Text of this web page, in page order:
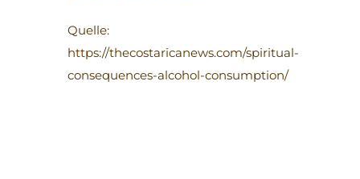
Quelle:
https://thecostaricanews.com/spiritual-
consequences-alcohol-consumption/